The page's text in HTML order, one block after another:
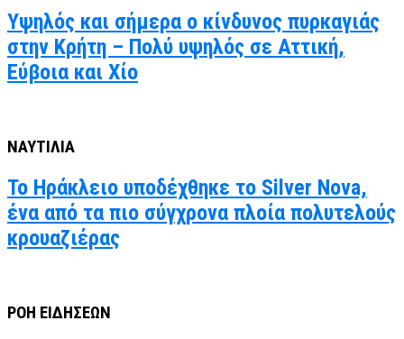
Υψηλός και σήμερα ο κίνδυνος πυρκαγιάς
στην Κρήτη – Πολύ υψηλός σε Αττική,
Εύβοια και Χίο
ΝΑΥΤΙΛΙΑ
Το Ηράκλειο υποδέχθηκε το Silver Nova,
ένα από τα πιο σύγχρονα πλοία πολυτελούς
κρουαζιέρας
ΡΟΗ ΕΙΔΗΣΕΩΝ